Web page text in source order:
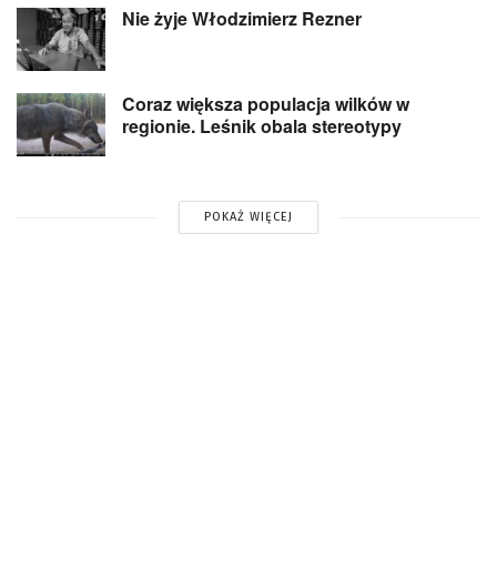
Nie żyje Włodzimierz Rezner
Coraz większa populacja wilków w
regionie. Leśnik obala stereotypy
POKAŻ WIĘCEJ